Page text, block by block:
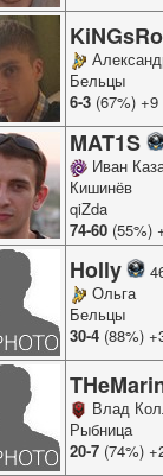
Бельцы
6-3 (67%) +9
MAT1S
Иван
Кишинёв
qiZda
74-60 (55%)
Holly
Ольга
Бельцы
30-4 (88%)
Влад
Рыбница
20-7 (74%)